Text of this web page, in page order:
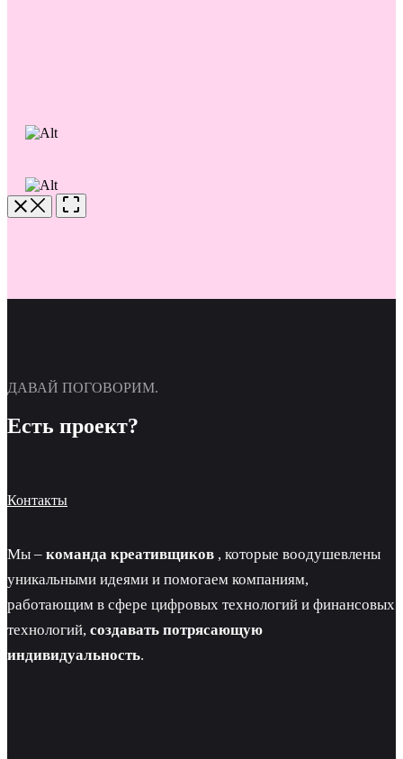
ДАВАЙ ПОГОВОРИМ.
Есть проект?
Контакты
Мы – команда креативщиков , которые воодушевлены
уникальными идеями и помогаем компаниям,
работающим в сфере цифровых технологий и финансовых
технологий, создавать потрясающую
индивидуальность.